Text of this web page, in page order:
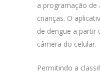
a programação de
crianças. O
de dengue a partir
câmera do celular.
Permitindo a